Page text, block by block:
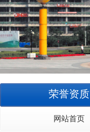
荣誉资质
网站首页